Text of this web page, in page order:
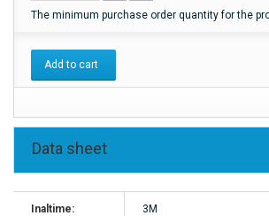
The minimum purchase order quantity for the
Add to cart
Data sheet
Inaltime: 3M